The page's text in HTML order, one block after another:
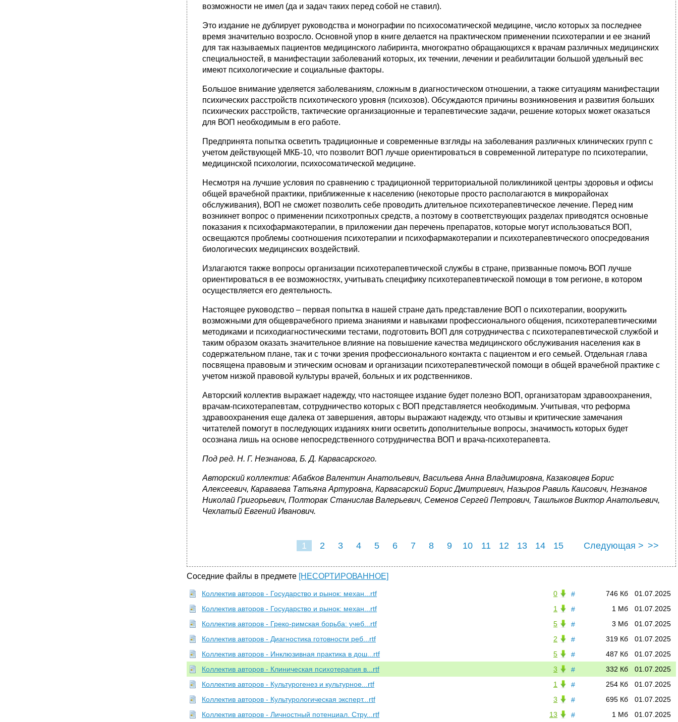
возможности не имел (да и задач таких перед собой не ставил).
Это издание не дублирует руководства и монографии по психосоматической медицине, число которых за последнее
время значительно возросло. Основной упор в книге делается на практическом применении психотерапии и ее знаний
для так называемых пациентов медицинского лабиринта, многократно обращающихся к врачам различных медицинских
специальностей, в манифестации заболеваний которых, их течении, лечении и реабилитации большой удельный вес
имеют психологические и социальные факторы.
Большое внимание уделяется заболеваниям, сложным в диагностическом отношении, а также ситуациям манифестации
психических расстройств психотического уровня (психозов). Обсуждаются причины возникновения и развития больших
психических расстройств, тактические организационные и терапевтические задачи, решение которых может оказаться
для ВОП необходимым в его работе.
Предпринята попытка осветить традиционные и современные взгляды на заболевания различных клинических групп с
учетом действующей МКБ‑10, что позволит ВОП лучше ориентироваться в современной литературе по психотерапии,
медицинской психологии, психосоматической медицине.
Несмотря на лучшие условия по сравнению с традиционной территориальной поликлиникой центры здоровья и офисы
общей врачебной практики, приближенные к населению (некоторые просто располагаются в микрорайонах
обслуживания), ВОП не сможет позволить себе проводить длительное психотерапевтическое лечение. Перед ним
возникнет вопрос о применении психотропных средств, а поэтому в соответствующих разделах приводятся основные
показания к психофармакотерапии, в приложении дан перечень препаратов, которые могут использоваться ВОП,
освещаются проблемы соотношения психотерапии и психофармакотерапии и психотерапевтического опосредования
биологических медицинских воздействий.
Излагаются также вопросы организации психотерапевтической службы в стране, призванные помочь ВОП лучше
ориентироваться в ее возможностях, учитывать специфику психотерапевтической помощи в том регионе, в котором
осуществляется его деятельность.
Настоящее руководство – первая попытка в нашей стране дать представление ВОП о психотерапии, вооружить
возможными для общеврачебного приема знаниями и навыками профессионального общения, психотерапевтическими
методиками и психодиагностическими тестами, подготовить ВОП для сотрудничества с психотерапевтической службой и
таким образом оказать значительное влияние на повышение качества медицинского обслуживания населения как в
содержательном плане, так и с точки зрения профессионального контакта с пациентом и его семьей. Отдельная глава
посвящена правовым и этическим основам и организации психотерапевтической помощи в общей врачебной практике с
учетом низкой правовой культуры врачей, больных и их родственников.
Авторский коллектив выражает надежду, что настоящее издание будет полезно ВОП, организаторам здравоохранения,
врачам‑психотерапевтам, сотрудничество которых с ВОП представляется необходимым. Учитывая, что реформа
здравоохранения еще далека от завершения, авторы выражают надежду, что отзывы и критические замечания
читателей помогут в последующих изданиях книги осветить дополнительные вопросы, значимость которых будет
осознана лишь на основе непосредственного сотрудничества ВОП и врача‑психотерапевта.
Под ред. Н. Г. Незнанова, Б. Д. Карвасарского.
Авторский коллектив: Абабков Валентин Анатольевич, Васильева Анна Владимировна, Казаковцев Борис
Алексеевич, Караваева Татьяна Артуровна, Карвасарский Борис Дмитриевич, Назыров Равиль Каисович, Незнанов
Николай Григорьевич, Полторак Станислав Валерьевич, Семенов Сергей Петрович, Ташлыков Виктор Анатольевич,
Чехлатый Евгений Иванович.
1 2 3 4 5 6 7 8 9 10 11 12 13 14
15
Следующая > >>
Соседние файлы в предмете [НЕСОРТИРОВАННОЕ]
# 01.07.2025
746 Кб
0
Коллектив авторов - Государство и рынок: механ...rtf
#
01.07.2025
1 Мб
1
Коллектив авторов - Государство и рынок: механ...rtf
#
01.07.2025
3 Мб
5
Коллектив авторов - Греко-римская борьба: учеб...rtf
#
01.07.2025
319 Кб
2
Коллектив авторов - Диагностика готовности реб...rtf
#
01.07.2025
487 Кб
5
Коллектив авторов - Инклюзивная практика в дош...rtf
#
01.07.2025
332 Кб
3
Коллектив авторов - Клиническая психотерапия в...rtf
#
01.07.2025
254 Кб
1
Коллектив авторов - Культурогенез и культурное...rtf
#
01.07.2025
695 Кб
3
Коллектив авторов - Культурологическая эксперт...rtf
#
01.07.2025
1 Мб
13
Коллектив авторов - Личностный потенциал. Стру...rtf